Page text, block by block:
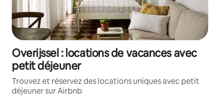
Overijssel : locations de vacances avec
petit déjeuner
Trouvez et réservez des locations uniques avec petit
déjeuner sur Airbnb